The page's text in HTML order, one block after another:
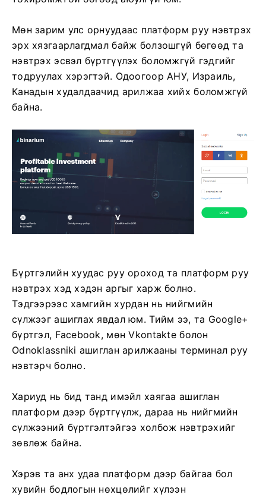
Мөн зарим улс орнуудаас платформ руу нэвтрэх
эрх хязгаарлагдмал байж болзошгүй бөгөөд та
нэвтрэх эсвэл бүртгүүлэх боломжгүй гэдгийг
тодруулах хэрэгтэй. Одоогоор АНУ, Израиль,
Канадын худалдаачид арилжаа хийх боломжгүй
байна.
Бүртгэлийн хуудас руу ороход та платформ руу
нэвтрэх хэд хэдэн аргыг харж болно.
Тэдгээрээс хамгийн хурдан нь нийгмийн
сүлжээг ашиглах явдал юм. Тийм ээ, та Google+
бүртгэл, Facebook, мөн Vkontakte болон
Odnoklassniki ашиглан арилжааны терминал руу
нэвтэрч болно.
Хариуд нь бид танд имэйл хаягаа ашиглан
платформ дээр бүртгүүлж, дараа нь нийгмийн
сүлжээний бүртгэлтэйгээ холбож нэвтрэхийг
зөвлөж байна.
Хэрэв та анх удаа платформ дээр байгаа бол
хувийн бодлогын нөхцөлийг хүлээн